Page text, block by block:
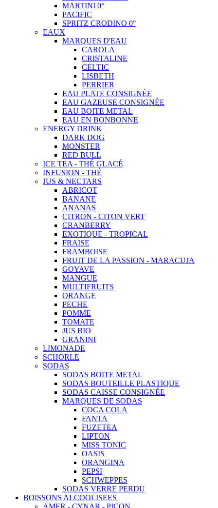
MARTINI 0°
PACIFIC
SPRITZ CRODINO 0°
EAUX
MARQUES D'EAU
CAROLA
CRISTALINE
CELTIC
LISBETH
PERRIER
EAU PLATE CONSIGNÉE
EAU GAZEUSE CONSIGNÉE
EAU BOITE METAL
EAU EN BONBONNE
ENERGY DRINK
DARK DOG
MONSTER
RED BULL
ICE TEA - THÉ GLACÉ
INFUSION - THÉ
JUS & NECTARS
ABRICOT
BANANE
ANANAS
CITRON - CITON VERT
CRANBERRY
EXOTIQUE - TROPICAL
FRAISE
FRAMBOISE
FRUIT DE LA PASSION - MARACUJA
GOYAVE
MANGUE
MULTIFRUITS
ORANGE
PECHE
POMME
TOMATE
JUS BIO
GRANINI
LIMONADE
SCHORLE
SODAS
SODAS BOITE METAL
SODAS BOUTEILLE PLASTIQUE
SODAS CAISSE CONSIGNÉE
MARQUES DE SODAS
COCA COLA
FANTA
FUZETEA
LIPTON
MISS TONIC
OASIS
ORANGINA
PEPSI
SCHWEPPES
SODAS VERRE PERDU
BOISSONS ALCOOLISEES
AMER - CYNAR - PICON